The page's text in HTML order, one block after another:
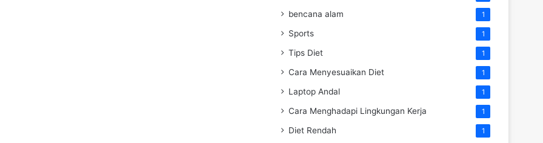
bencana alam 1
Sports 1
Tips Diet 1
Cara Menyesuaikan Diet 1
Laptop Andal 1
Cara Menghadapi Lingkungan Kerja 1
Diet Rendah 1